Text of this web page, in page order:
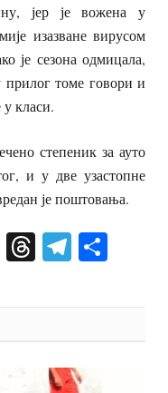
јер је вожена у
изазване вирусом
је сезона одмицала,
томе говори и
класи.
степеник за ауто
и у две узастопне
је поштовања.
X Threads